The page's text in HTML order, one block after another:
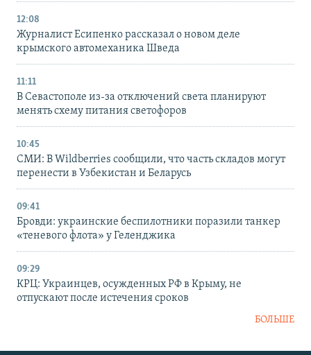
12:08
Журналист Есипенко рассказал о новом деле
крымского автомеханика Шведа
11:11
В Севастополе из-за отключений света планируют
менять схему питания светофоров
10:45
СМИ: В Wildberries сообщили, что часть складов могут
перенести в Узбекистан и Беларусь
09:41
Бровди: украинские беспилотники поразили танкер
«теневого флота» у Геленджика
09:29
КРЦ: Украинцев, осужденных РФ в Крыму, не
отпускают после истечения сроков
БОЛЬШЕ